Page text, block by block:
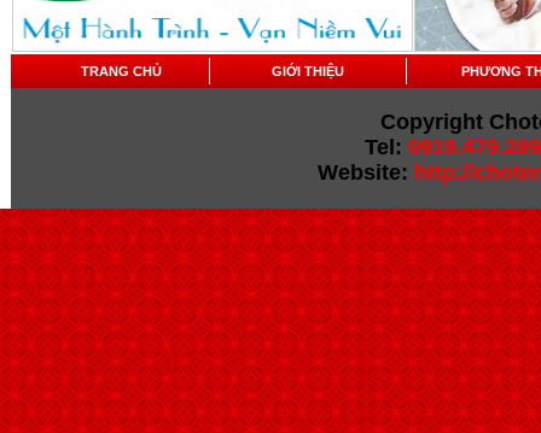
TRANG CHỦ GIỚI THIỆU PHƯƠNG
Copyright
Tel: 0919.479.289
Website: http://